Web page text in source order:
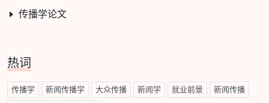
传播学论文
热词
传播学 新闻传播学 大众传播 新闻学 就业前景 新闻传播